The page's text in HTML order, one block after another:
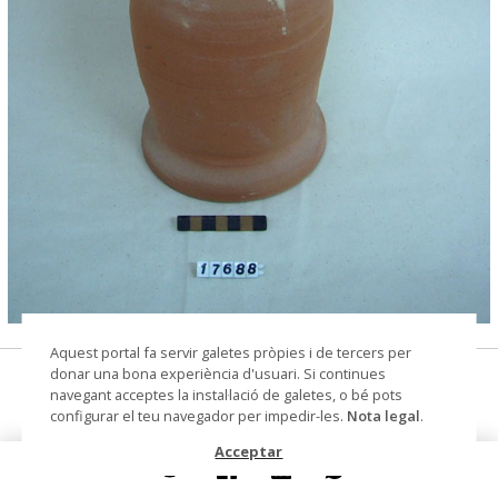
© Museu de les Terres de l'Ebre
cadup
Autoria Cortiella Martí, Joan (terrisser)
Aquest portal fa servir galetes pròpies i de tercers per
donar una bona experiència d'usuari. Si continues
navegant acceptes la instal·lació de galetes, o bé pots
configurar el teu navegador per impedir-les. Nota legal.
Acceptar